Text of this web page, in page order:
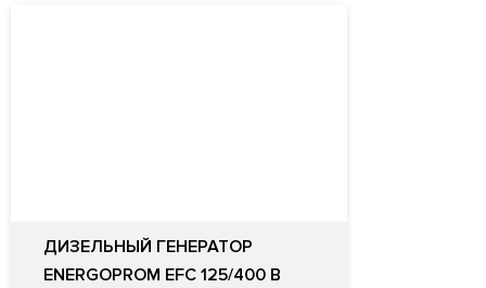
ДИЗЕЛЬНЫЙ ГЕНЕРАТОР
ENERGOPROM EFC 125/400 В